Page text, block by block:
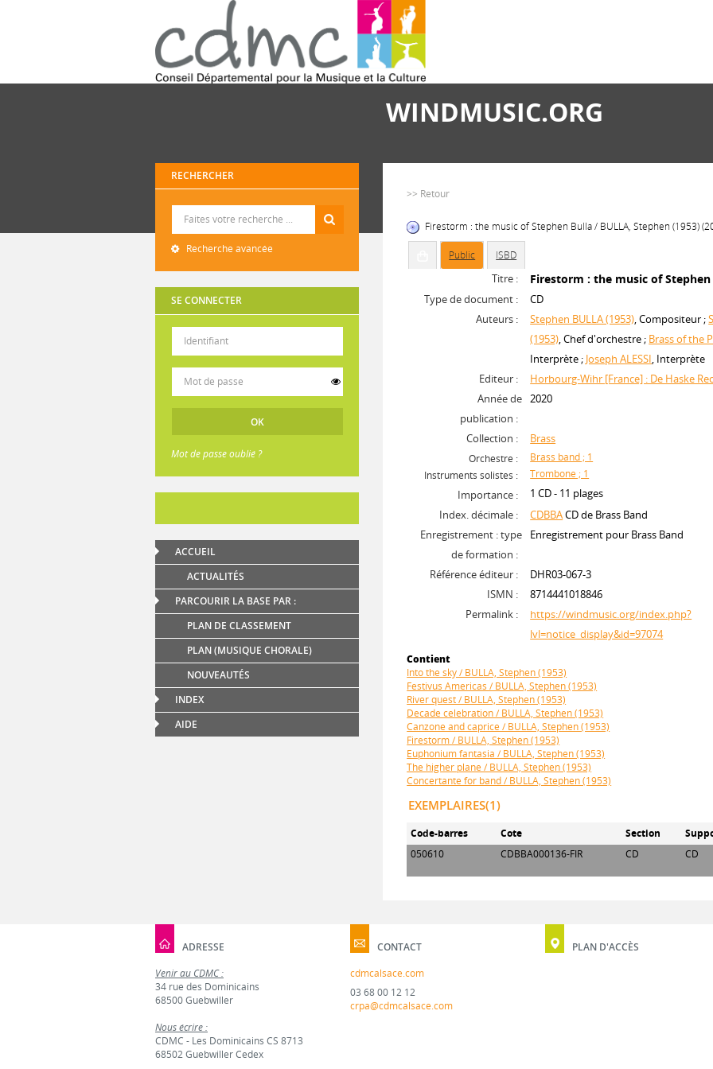
WINDMUSIC.ORG
RECHERCHER
Recherche avancée
SE CONNECTER
Mot de passe oublié ?
ACCUEIL
ACTUALITÉS
PARCOURIR LA BASE PAR :
PLAN DE CLASSEMENT
PLAN (MUSIQUE CHORALE)
NOUVEAUTÉS
INDEX
AIDE
>> Retour
Firestorm : the music of Stephen Bulla / BULLA, Stephen (1953)
Public ISBD
Titre : Firestorm : the music of Stephen
Type de document :
CD
Auteurs :
Stephen BULLA (1953), Compositeur ;
(1953), Chef d'orchestre ; Brass of the
Interprète ; Joseph ALESSI, Interprète
Editeur :
Horbourg-Wihr [France] : De Haske
Année de
publication :
2020
Collection : Brass
Orchestre :
Brass band ; 1
Instruments solistes :
Trombone ; 1
Importance :
1 CD - 11 plages
Index. décimale :
CDBBACD de Brass Band
Enregistrement : type
de formation :
Enregistrement pour Brass Band
Référence éditeur :
DHR03-067-3
ISMN :
8714441018846
Permalink :
https://windmusic.org/index.php?
lvl=notice_display&id=97074
Contient
Into the sky / BULLA, Stephen (1953)
Festivus Americas / BULLA, Stephen (1953)
River quest / BULLA, Stephen (1953)
Decade celebration / BULLA, Stephen (1953)
Canzone and caprice / BULLA, Stephen (1953)
Firestorm / BULLA, Stephen (1953)
Euphonium fantasia / BULLA, Stephen (1953)
The higher plane / BULLA, Stephen (1953)
Concertante for band / BULLA, Stephen (1953)
EXEMPLAIRES(1)
Code-barres Cote Section
050610
CDBBA000136-FIR CD CD
ADRESSE
Venir au CDMC :
34 rue des Dominicains
68500 Guebwiller
Nous écrire :
CDMC - Les Dominicains CS 8713
68502 Guebwiller Cedex
CONTACT
cdmcalsace.com
03 68 00 12 12
crpa@cdmcalsace.com
PLAN D'ACCÈS